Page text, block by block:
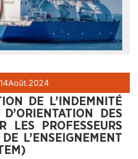
14Août.2024
DE L’INDEMNITÉ
DES
LES PROFESSEURS
L’ENSEIGNEMENT